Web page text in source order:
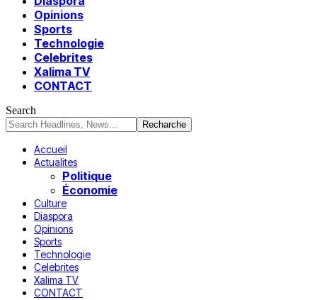
Opinions
Sports
Technologie
Celebrites
Xalima TV
CONTACT
Search
Accueil
Actualites
Politique
Économie
Culture
Diaspora
Opinions
Sports
Technologie
Celebrites
Xalima TV
CONTACT